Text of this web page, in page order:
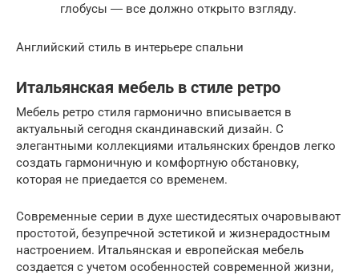
глобусы ― все должно открыто взгляду.
Английский стиль в интерьере спальни
Итальянская мебель в стиле ретро
Мебель ретро стиля гармонично вписывается в
актуальный сегодня скандинавский дизайн. С
элегантными коллекциями итальянских брендов легко
создать гармоничную и комфортную обстановку,
которая не приедается со временем.
Современные серии в духе шестидесятых очаровывают
простотой, безупречной эстетикой и жизнерадостным
настроением. Итальянская и европейская мебель
создается с учетом особенностей современной жизни,